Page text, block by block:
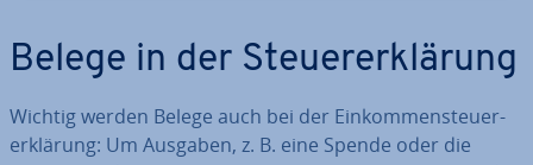
Belege in der Steu­er­erklä­rung
Wichtig werden Belege auch bei der Ein­kom­men­steu­er­
erklä­rung: Um Ausgaben, z. B. eine Spende oder die